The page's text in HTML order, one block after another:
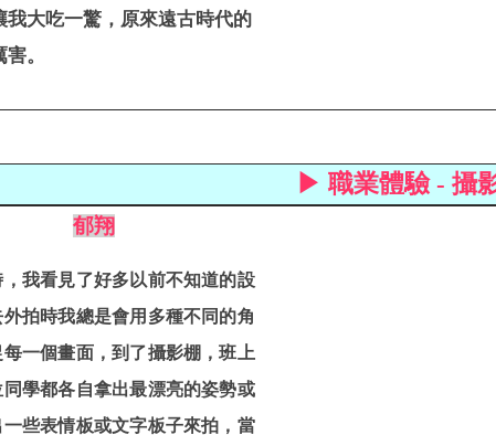
我大吃一驚，原來遠古時代的
。
▶ 職業體驗 - 攝
郁翔
我看見了好多以前不知道的設
拍時我總是會用多種不同的角
每一個畫面，到了攝影棚，班上
同學都各自拿出最漂亮的姿勢或
些表情板或文字板子來拍，當